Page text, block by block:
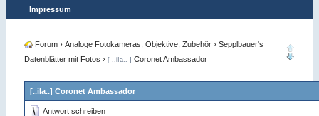
Impressum
Forum › Analoge Fotokameras, Objektive, Zubehör › Sepplbauer's
Datenblätter mit Fotos › [ ..iIa.. ] Coronet Ambassador
[..iIa..] Coronet Ambassador
Antwort schreiben